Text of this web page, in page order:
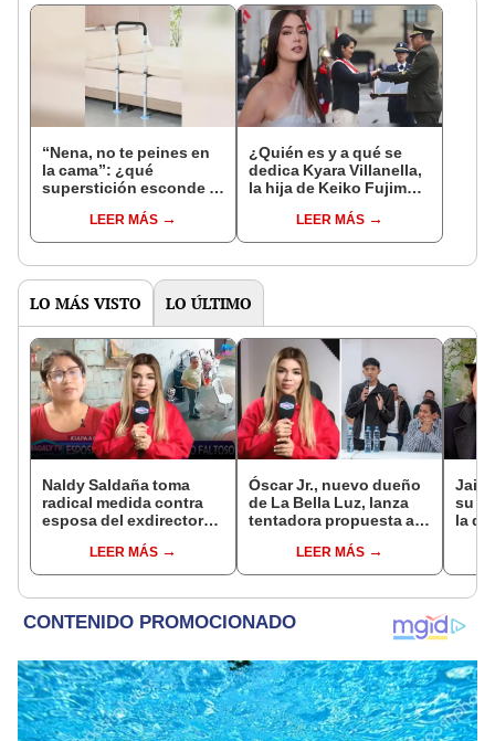
“Nena, no te peines en
la cama”: ¿qué
superstición esconde la
Enanitos Verdes?
LEER MÁS
¿Quién es y a qué se
dedica Kyara Villanella,
la hija de Keiko Fujimori
nivel nacional?
LEER MÁS
LO MÁS VISTO LO ÚLTIMO
Naldy Saldaña toma
radical medida contra
esposa del exdirector
acusarla de tener
relación con él: “Es
LEER MÁS
Óscar Jr., nuevo dueño
de La Bella Luz, lanza
tentadora propuesta a
denuncia por
tocamientos: “Va a
LEER MÁS
su
la
más"